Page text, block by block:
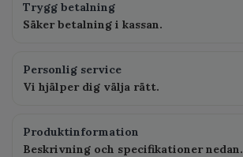
Trygg betalning
Säker betalning i kassan.
Personlig service
Vi hjälper dig välja rätt.
Produktinformation
Beskrivning och specifikationer nedan.